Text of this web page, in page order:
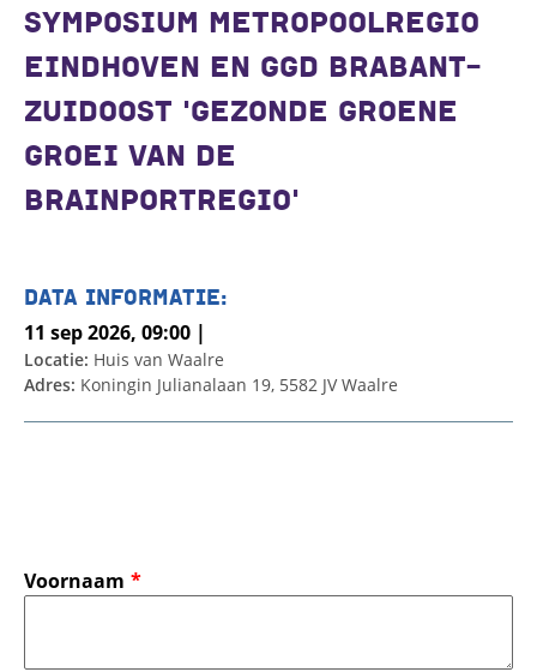
SYMPOSIUM METROPOOLREGIO
EINDHOVEN EN GGD BRABANT-
ZUIDOOST 'GEZONDE GROENE
GROEI VAN DE
BRAINPORTREGIO'
DATA INFORMATIE:
11 sep 2026, 09:00 |
Locatie: Huis van Waalre
Adres: Koningin Julianalaan 19, 5582 JV Waalre
Voornaam